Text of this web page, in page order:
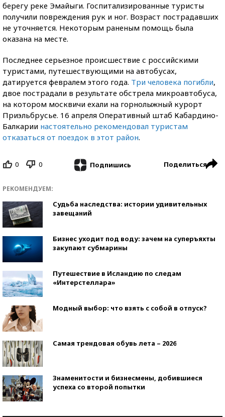
берегу реке Эмайыги. Госпитализированные туристы
получили повреждения рук и ног. Возраст пострадавших
не уточняется. Некоторым раненым помощь была
оказана на месте.
Последнее серьезное происшествие с российскими
туристами, путешествующими на автобусах,
датируется февралем этого года. Три человека погибли,
двое пострадали в результате обстрела микроавтобуса,
на котором москвичи ехали на горнолыжный курорт
Приэльбрусье. 16 апреля Оперативный штаб Кабардино-
Балкарии настоятельно рекомендовал туристам
отказаться от поездок в этот район.
0 0 Подпишись Поделиться
РЕКОМЕНДУЕМ:
Судьба наследства: истории удивительных
завещаний
Бизнес уходит под воду: зачем на суперъяхты
закупают субмарины
Путешествие в Исландию по следам
«Интерстеллара»
Модный выбор: что взять с собой в отпуск?
Самая трендовая обувь лета – 2026
Знаменитости и бизнесмены, добившиеся
успеха со второй попытки